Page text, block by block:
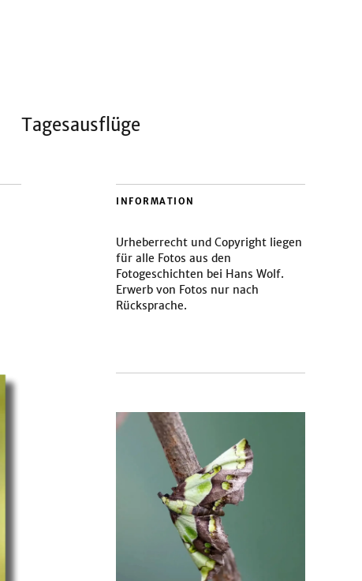
Tagesausflüge
INFORMATION
Urheberrecht und Copyright liegen
für alle Fotos aus den
Fotogeschichten bei Hans Wolf.
Erwerb von Fotos nur nach
Rücksprache.